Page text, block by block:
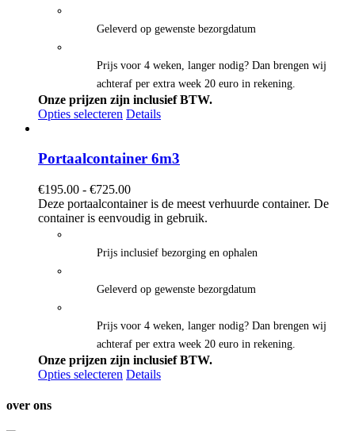
Geleverd op gewenste bezorgdatum
Prijs voor 4 weken, langer nodig? Dan brengen wij
achteraf per extra week 20 euro in rekening.
Onze prijzen zijn inclusief BTW.
Opties selecteren Details
Portaalcontainer 6m3
€195.00 - €725.00Prijsklasse:
€195.00
tot
Deze portaalcontainer is de meest verhuurde container. De
container is eenvoudig in gebruik.
Prijs inclusief bezorging en ophalen
Geleverd op gewenste bezorgdatum
Prijs voor 4 weken, langer nodig? Dan brengen wij
achteraf per extra week 20 euro in rekening.
Onze prijzen zijn inclusief BTW.
Opties selecteren Details
over ons